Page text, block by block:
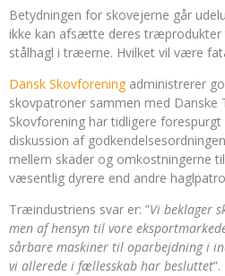
Betydningen for skovejerne går
ikke kan afsætte deres træprodukter
stålhagl i træerne. Hvilket vil være
Dansk Skovforening administrerer
skovpatroner sammen med
Skovforening har tidligere
diskussion af
mellem skader og omkostningerne
væsentlig dyrere end andre
Træindustriens svar er: ”Vi beklager
men af hensyn til vore
sårbare maskiner til oparbejdning i
vi allerede i fællesskab har besluttet”.